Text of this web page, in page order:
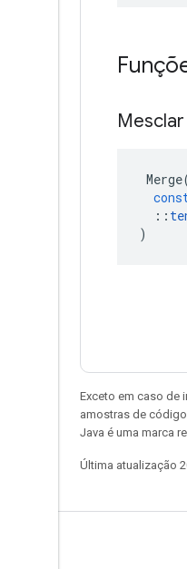
Mesclar
Merge
::
)
Exceto em caso de
amostras de
Java é uma marca
Última atualização